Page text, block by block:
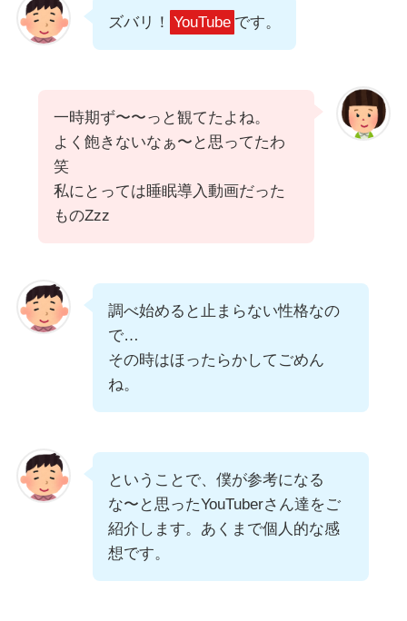
ズバリ！ YouTube です。
一時期ず〜〜っと観てたよね。
よく飽きないなぁ〜と思ってたわ
笑
私にとっては睡眠導入動画だった
ものZzz
調べ始めると止まらない性格なの
で…
その時はほったらかしてごめん
ね。
ということで、僕が参考になる
な〜と思ったYouTuberさん達をご
紹介します。あくまで個人的な感
想です。